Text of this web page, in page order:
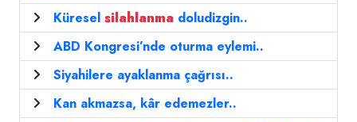
Küresel silahlanma doludizgin..
ABD Kongresi’nde oturma eylemi..
Siyahilere ayaklanma çağrısı..
Kan akmazsa, kâr edemezler..